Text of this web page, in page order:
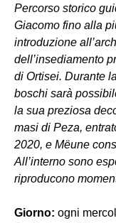
Percorso storico
Giacomo fino alla
introduzione
dell’insediamento
di Ortisei. Durante
boschi sarà
la sua preziosa
masi di Peza,
2020, e Mëune
All’interno sono
riproducono
Giorno: ogni